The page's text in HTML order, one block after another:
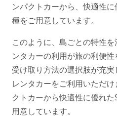
ンパクトカーから、快適性
種をご用意しています。
このように、島ごとの特性
ンタカーの利用が旅の利便性
受け取り方法の選択肢が充
レンタカーをご利用いただ
クトカーから快適性に優れ
用意しています。